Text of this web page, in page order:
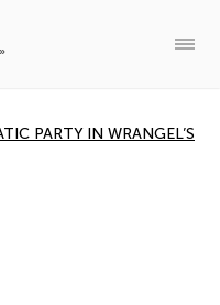
PARTY IN WRANGEL’S